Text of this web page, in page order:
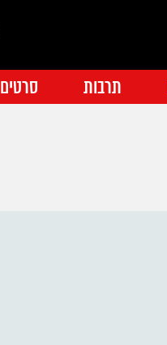
תרבות סרטים